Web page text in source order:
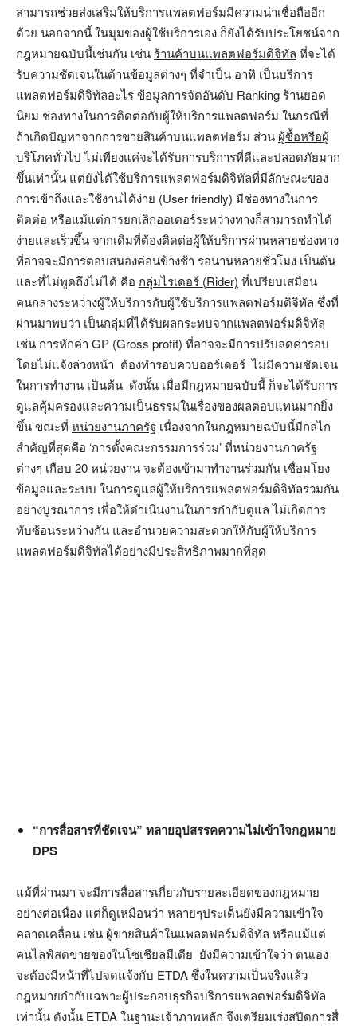
สามารถช่วยส่งเสริมให้บริการแพลตฟอร์มมีความน่าเชื่อถืออีก
ด้วย นอกจากนี้ ในมุมของผู้ใช้บริการเอง ก็ยังได้รับประโยชน์จาก
กฎหมายฉบับนี้เช่นกัน เช่น ร้านค้าบนแพลตฟอร์มดิจิทัล ที่จะได้
รับความชัดเจนในด้านข้อมูลต่างๆ ที่จำเป็น อาทิ เป็นบริการ
แพลตฟอร์มดิจิทัลอะไร ข้อมูลการจัดอันดับ Ranking ร้านยอด
นิยม ช่องทางในการติดต่อกับผู้ให้บริการแพลตฟอร์ม ในกรณีที่
ถ้าเกิดปัญหาจากการขายสินค้าบนแพลตฟอร์ม ส่วน ผู้ซื้อหรือผู้
บริโภคทั่วไปไม่เพียงแค่จะได้รับการบริการที่ดีและปลอดภัยมาก
ขึ้นเท่านั้น แต่ยังได้ใช้บริการแพลตฟอร์มดิจิทัลที่มีลักษณะของ
การเข้าถึงและใช้งานได้ง่าย (User friendly) มีช่องทางในการ
ติดต่อ หรือแม้แต่การยกเลิกออเดอร์ระหว่างทางก็สามารถทำได้
ง่ายและเร็วขึ้น จากเดิมที่ต้องติดต่อผู้ให้บริการผ่านหลายช่องทาง
ที่อาจจะมีการตอบสนองค่อนข้างช้า รอนานหลายชั่วโมง เป็นต้น
และที่ไม่พูดถึงไม่ได้ คือ กลุ่มไรเดอร์ (Rider) ที่เปรียบเสมือน
คนกลางระหว่างผู้ให้บริการกับผู้ใช้บริการแพลตฟอร์มดิจิทัล ซึ่งที่
ผ่านมาพบว่า เป็นกลุ่มที่ได้รับผลกระทบจากแพลตฟอร์มดิจิทัล
เช่น การหักค่า GP (Gross profit) ที่อาจจะมีการปรับลดค่ารอบ
โดยไม่แจ้งล่วงหน้า ต้องทำรอบควบออร์เดอร์ ไม่มีความชัดเจน
ในการทำงาน เป็นต้น ดังนั้น เมื่อมีกฎหมายฉบับนี้ ก็จะได้รับการ
ดูแลคุ้มครองและความเป็นธรรมในเรื่องของผลตอบแทนมากยิ่ง
ขึ้น ขณะที่ หน่วยงานภาครัฐ เนื่องจากในกฎหมายฉบับนี้มีกลไก
สำคัญที่สุดคือ ‘การตั้งคณะกรรมการร่วม’ ที่หน่วยงานภาครัฐ
ต่างๆ เกือบ 20 หน่วยงาน จะต้องเข้ามาทำงานร่วมกัน เชื่อมโยง
ข้อมูลและระบบ ในการดูแลผู้ให้บริการแพลตฟอร์มดิจิทัลร่วมกัน
อย่างบูรณาการ เพื่อให้ดำเนินงานในการกำกับดูแล ไม่เกิดการ
ทับซ้อนระหว่างกัน และอำนวยความสะดวกให้กับผู้ให้บริการ
แพลตฟอร์มดิจิทัลได้อย่างมีประสิทธิภาพมากที่สุด
“การสื่อสารที่ชัดเจน” ทลายอุปสรรคความไม่เข้าใจกฎหมาย
DPS
แม้ที่ผ่านมา จะมีการสื่อสารเกี่ยวกับรายละเอียดของกฎหมาย
อย่างต่อเนื่อง แต่ก็ดูเหมือนว่า หลายๆประเด็นยังมีความเข้าใจ
คลาดเคลื่อน เช่น ผู้ขายสินค้าในแพลตฟอร์มดิจิทัล หรือแม้แต่
คนไลฟ์สดขายของในโซเชียลมีเดีย ยังมีความเข้าใจว่า ตนเอง
จะต้องมีหน้าที่ไปจดแจ้งกับ ETDA ซึ่งในความเป็นจริงแล้ว
กฎหมายกำกับเฉพาะผู้ประกอบธุรกิจบริการแพลตฟอร์มดิจิทัล
เท่านั้น ดังนั้น ETDA ในฐานะเจ้าภาพหลัก จึงเตรียมเร่งสปีดการสื่